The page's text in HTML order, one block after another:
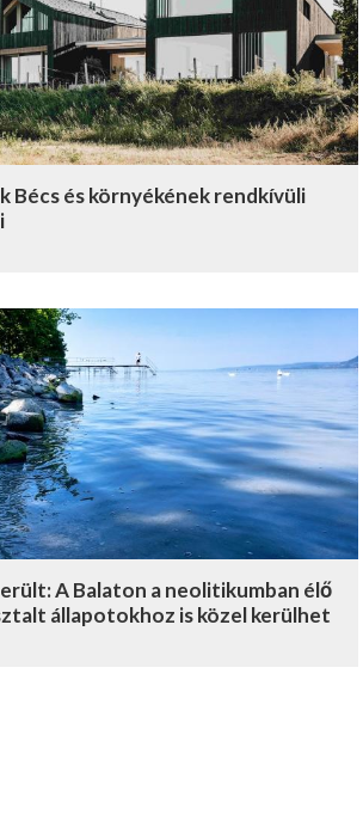
Bécs és környékének rendkívüli
A Balaton a neolitikumban élő
állapotokhoz is közel kerülhet